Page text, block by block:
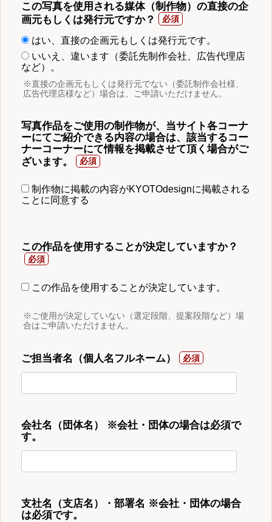
この写真を使用される媒体（制作物）の直接の企
画元もしくは発行元ですか？
はい、直接の企画元もしくは発行元です。
いいえ、違います（委託先制作会社、広告代理店
など）。
※直接の企画元もしくは発行元でない（委託制作会社様、
広告代理店様など）場合は、ご申請いただけません。
写真作品をご使用の制作物が、当サイト各コーナ
ーにてご紹介できる内容の場合は、該当するコー
ナーコーナーにて情報を掲載させて頂く場合がご
ざいます。
制作物に掲載の内容がKYOTOdesignに掲載される
ことに同意する
この作品を使用することが決定していますか？
この作品を使用することが決定しています。
※ご使用が決定していない（選定段階、提案段階など）場
合はご申請いただけません。
ご担当者名（個人名フルネーム）
会社名（団体名） ※会社・団体の場合は必須で
す。
支社名（支店名）・部署名 ※会社・団体の場合
は必須です。